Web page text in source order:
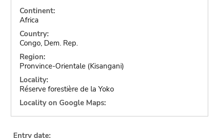
Continent:
Africa
Country:
Congo, Dem. Rep.
Region:
Pronvince-Orientale (Kisangani)
Locality:
Réserve forestière de la Yoko
Locality on Google Maps:
Entry date: